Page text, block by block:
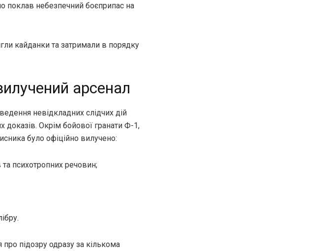
поклав небезпечний боєприпас на
кайданки та затримали в порядку
арсенал
невідкладних слідчих дій
доказів. Окрім бойової гранати Ф-1,
було офіційно вилучено:
психотропних речовин;
про підозру одразу за кількома